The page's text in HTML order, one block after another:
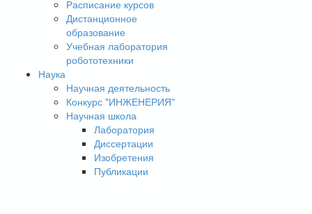
Расписание курсов
Дистанционное
образование
Учебная лаборатория
робототехники
Наука
Научная деятельность
Конкурс "ИНЖЕНЕРИЯ"
Научная школа
Лаборатория
Диссертации
Изобретения
Публикации